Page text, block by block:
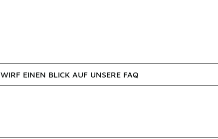
WIRF EINEN BLICK AUF UNSERE FAQ